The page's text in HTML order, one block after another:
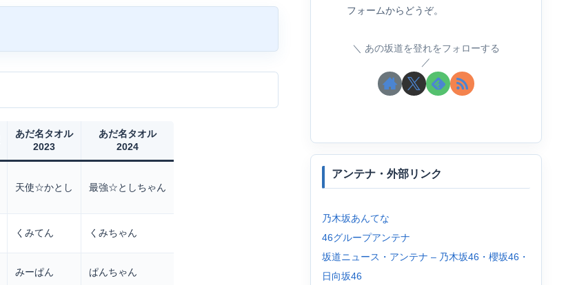
あだ名タオル
2023
あだ名タオル
2024
天使☆かとし 最強☆としちゃん
くみてん くみちゃん
みーぱん ぱんちゃん
フォームからどうぞ。
あの坂道を登れをフォローする
アンテナ・外部リンク
乃木坂あんてな
46グループアンテナ
坂道ニュース・アンテナ – 乃木坂46・櫻坂46・
日向坂46